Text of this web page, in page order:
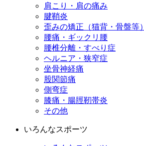
肩こり・肩の痛み
腱鞘炎
歪みの矯正（猫背・骨盤等）
腰痛・ギックリ腰
腰椎分離・すべり症
ヘルニア・狭窄症
坐骨神経痛
股関節痛
側弯症
膝痛・腸脛靭帯炎
その他
いろんなスポーツ